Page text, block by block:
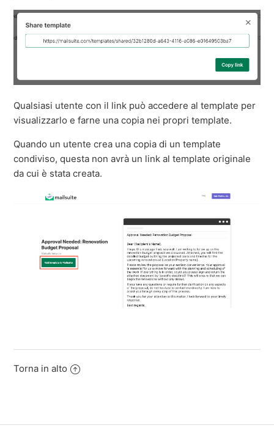
Qualsiasi utente con il link può accedere al template per
visualizzarlo e farne una copia nei propri template.
Quando un utente crea una copia di un template
condiviso, questa non avrà un link al template originale
da cui è stata creata.
Torna in alto